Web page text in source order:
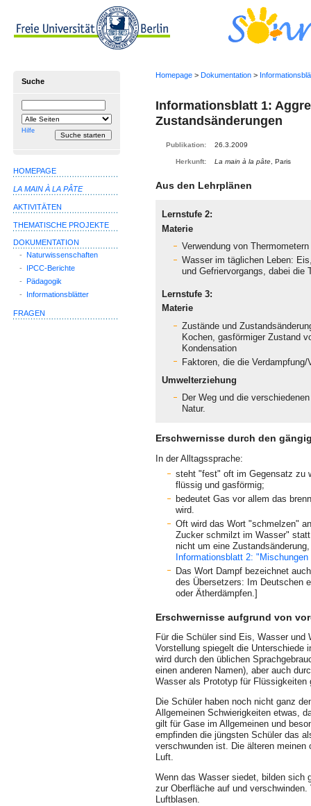
Homepage > Dokumentation >
Informationsblatt 1:
Zustandsänderungen
Publikation: 26.3.2009
Herkunft: La main à la pâte , Paris
Aus den Lehrplänen
Lernstufe 2:
Materie
Verwendung von
Wasser im täglichen Leben:
und Gefriervorgangs, dabei die
Lernstufe 3:
Materie
Zustände und
Kochen, gasförmiger Zustand
Kondensation
Faktoren, die die
Umwelterziehung
Der Weg und die
Natur.
Erschwernisse durch den
In der Alltagssprache:
steht "fest" oft im Gegensatz zu
flüssig und gasförmig;
bedeutet Gas vor allem das
wird.
Oft wird das Wort "schmelzen"
Zucker schmilzt im Wasser"
nicht um eine
Informationsblatt 2:
Das Wort Dampf bezeichnet
des Übersetzers: Im Deutschen
oder Ätherdämpfen.]
Erschwernisse aufgrund von
Für die Schüler sind Eis, Wasser
Vorstellung spiegelt die Unterschiede
wird durch den üblichen
einen anderen Namen), aber auch
Wasser als Prototyp für
Die Schüler haben noch nicht ganz
Allgemeinen Schwierigkeiten etwas,
gilt für Gase im Allgemeinen und
empfinden die jüngsten Schüler das
verschwunden ist. Die älteren
Luft.
Wenn das Wasser siedet, bilden sich
zur Oberfläche auf und
Luftblasen.
Suche
einschränken
Hilfe
HOMEPAGE
LA MAIN À LA PÂTE
AKTIVITÄTEN
THEMATISCHE PROJEKTE
DOKUMENTATION
-
Naturwissenschaften
-
IPCC-Berichte
-
Pädagogik
-
Informationsblätter
FRAGEN